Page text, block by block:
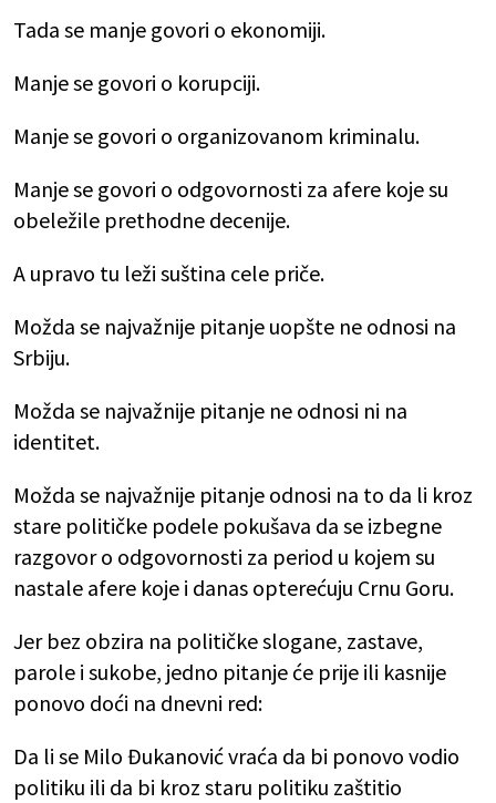
Tada se manje govori o ekonomiji.
Manje se govori o korupciji.
Manje se govori o organizovanom kriminalu.
Manje se govori o odgovornosti za afere koje su
obeležile prethodne decenije.
A upravo tu leži suština cele priče.
Možda se najvažnije pitanje uopšte ne odnosi na
Srbiju.
Možda se najvažnije pitanje ne odnosi ni na
identitet.
Možda se najvažnije pitanje odnosi na to da li kroz
stare političke podele pokušava da se izbegne
razgovor o odgovornosti za period u kojem su
nastale afere koje i danas opterećuju Crnu Goru.
Jer bez obzira na političke slogane, zastave,
parole i sukobe, jedno pitanje će prije ili kasnije
ponovo doći na dnevni red:
Da li se Milo Đukanović vraća da bi ponovo vodio
politiku ili da bi kroz staru politiku zaštitio